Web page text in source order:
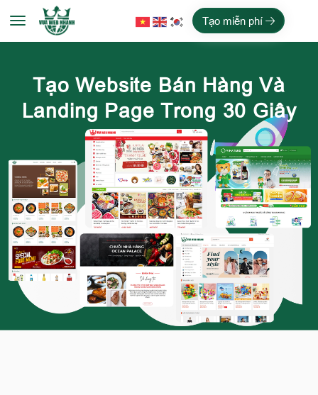
Tạo miễn phí
Tạo Website Bán Hàng Và
Landing Page Trong 30 Giây